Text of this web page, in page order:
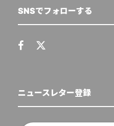
SNSでフォローする
ニュースレター登録